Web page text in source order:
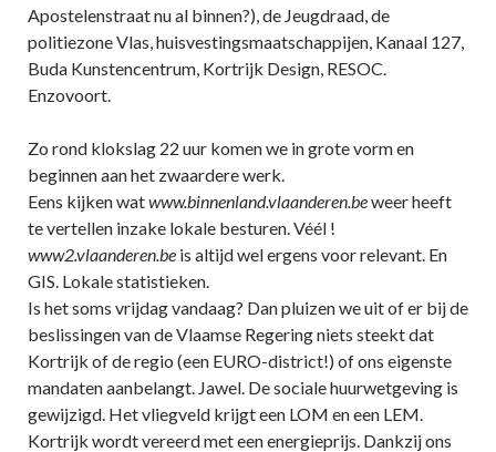
Apostelenstraat nu al binnen?), de Jeugdraad, de
politiezone Vlas, huisvestingsmaatschappijen, Kanaal 127,
Buda Kunstencentrum, Kortrijk Design, RESOC.
Enzovoort.
Zo rond klokslag 22 uur komen we in grote vorm en
beginnen aan het zwaardere werk.
Eens kijken watwww.binnenland.vlaanderen.beweer heeft
te vertellen inzake lokale besturen. Véél !
www2.vlaanderen.be is altijd wel ergens voor relevant. En
GIS. Lokale statistieken.
Is het soms vrijdag vandaag? Dan pluizen we uit of er bij de
beslissingen van de Vlaamse Regering niets steekt dat
Kortrijk of de regio (een EURO-district!) of ons eigenste
mandaten aanbelangt. Jawel. De sociale huurwetgeving is
gewijzigd. Het vliegveld krijgt een LOM en een LEM.
Kortrijk wordt vereerd met een energieprijs. Dankzij ons